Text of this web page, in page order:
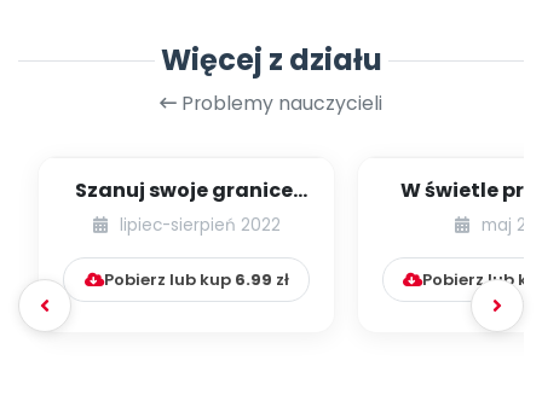
Więcej z działu
Problemy nauczycieli
Szanuj swoje granice.
Szanuj granice innych.
Granice os...
lipiec-sierpień 2022
Pobierz lub kup 6.99 zł
W świetle
54] [kącik
maj
Pobierz lub